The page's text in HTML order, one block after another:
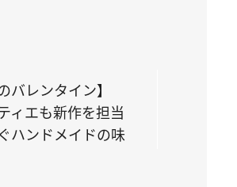
バレンタイン】
ィエも新作を担当
ハンドメイドの味